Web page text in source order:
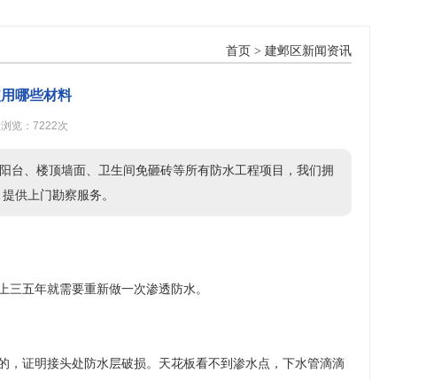
首页 > 建邺区新闻资讯
哪些材料
览：7222次
、楼顶墙面、卫生间免砸砖等所有防水工程项目，我们拥
提供上门勘察服务。
五年就需要重新做一次渗透防水。
证明接头处防水层破损。天花板看不到渗水点，下水管滴滴